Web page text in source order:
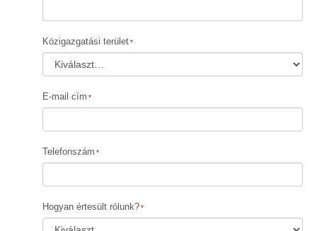
Közigazgatási terület
E-mail cím
Telefonszám
Hogyan értesült rólunk?